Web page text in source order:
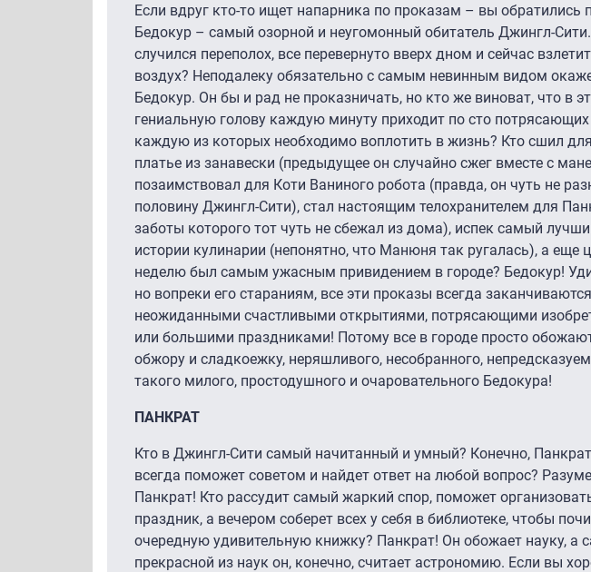
Если вдруг кто-то ищет напарника по проказам – вы обратились
Бедокур – самый озорной и неугомонный обитатель Джингл-Сити.
случился переполох, все перевернуто вверх дном и сейчас
воздух? Неподалеку обязательно с самым невинным видом
Бедокур. Он бы и рад не проказничать, но кто же виноват, что в
гениальную голову каждую минуту приходит по сто
каждую из которых необходимо воплотить в жизнь? Кто сшил
платье из занавески (предыдущее он случайно сжег вместе с
позаимствовал для Коти Ваниного робота (правда, он чуть не
половину Джингл-Сити), стал настоящим телохранителем для
заботы которого тот чуть не сбежал из дома), испек самый
истории кулинарии (непонятно, что Манюня так ругалась), а еще
неделю был самым ужасным привидением в городе? Бедокур!
но вопреки его стараниям, все эти проказы всегда заканчиваются
неожиданными счастливыми открытиями, потрясающими
или большими праздниками! Потому все в городе просто
обжору и сладкоежку, неряшливого, несобранного,
такого милого, простодушного и очаровательного Бедокура!
ПАНКРАТ
Кто в Джингл-Сити самый начитанный и умный? Конечно,
всегда поможет советом и найдет ответ на любой вопрос?
Панкрат! Кто рассудит самый жаркий спор, поможет
праздник, а вечером соберет всех у себя в библиотеке, чтобы
очередную удивительную книжку? Панкрат! Он обожает науку, а
прекрасной из наук он, конечно, считает астрономию. Если вы